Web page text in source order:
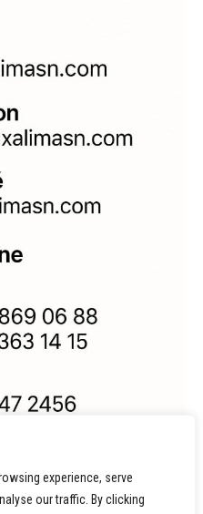
experience, serve
our traffic. By clicking